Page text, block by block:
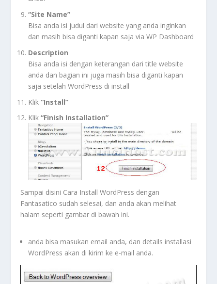
“Site Name”
Bisa anda isi judul dari website yang anda inginkan
dan masih bisa diganti kapan saja via WP Dashboard
Description
Bisa anda isi dengan keterangan dari title website
anda dan bagian ini juga masih bisa diganti kapan
saja setelah WordPress di install
Klik“Install”
Klik“Finish Installation”
Sampai disini Cara Install WordPress dengan
Fantasatico sudah selesai, dan anda akan melihat
halam seperti gambar di bawah ini.
anda bisa masukan email anda, dan details installasi
WordPress akan di kirim ke e-mail anda.